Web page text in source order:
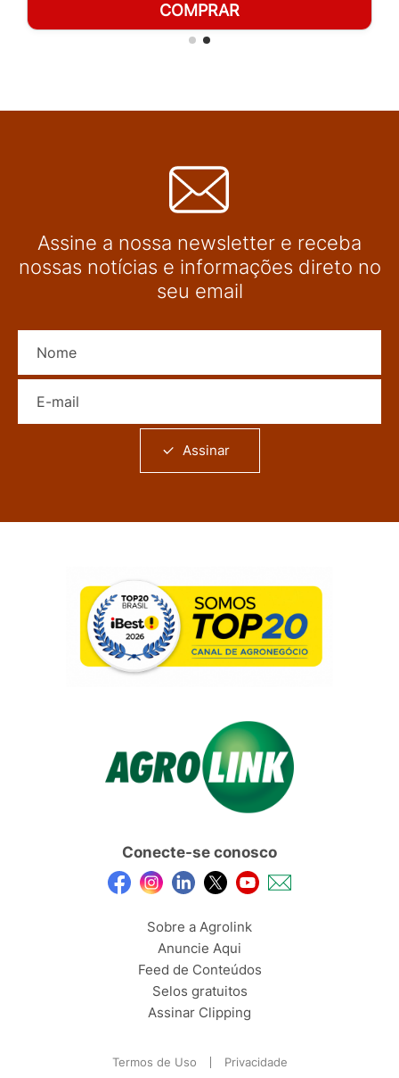
COMPRAR
Assine a nossa newsletter e receba
nossas notícias e informações direto no
seu email
Assinar
Conecte-se conosco
Sobre a Agrolink
Anuncie Aqui
Feed de Conteúdos
Selos gratuitos
Assinar Clipping
Termos de Uso Privacidade